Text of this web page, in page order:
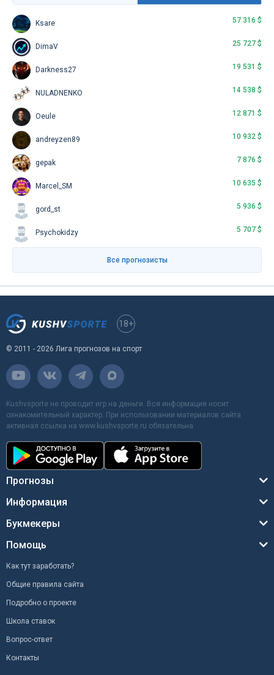
Ksare 57 316 $
DimaV 25 727 $
Darkness27 19 531 $
NULADNENKO 14 538 $
Oeule 12 871 $
andreyzen89 10 932 $
gepak 7 876 $
Marcel_SM 10 635 $
gord_st 5 936 $
Psychokidzy 5 707 $
Все прогнозисты
18+
© 2011 - 2026 Лига прогнозов на спорт
Kushvsporte не проводит игр на деньги. Вся информация носит
ознакомительный характер. При использовании материалов сайта
активная ссылка на www.kushvsporte.ru обязательна
Прогнозы
Информация
Букмекеры
Помощь
Как тут заработать?
Общие правила сайта
Подробно о проекте
Школа ставок
Вопрос-ответ
Контакты